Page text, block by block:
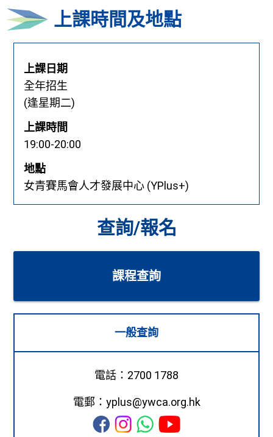
上課時間及地點
上課日期
全年招生
(逢星期二)
上課時間
19:00-20:00
地點
女青賽馬會人才發展中心 (YPlus+)
查詢/報名
課程查詢
一般查詢
電話：2700 1788
電郵：yplus@ywca.org.hk